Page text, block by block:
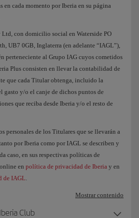
en cada momento por Iberia en su página
con domicilio social en Waterside PO
UB7 0GB, Inglaterra (en adelante “IAGL”),
perteneciente al Grupo IAG cuyos cometidos
Plus consisten en llevar la contabilidad de
que cada Titular obtenga, incluido la
gasto y/o el canje de dichos puntos de
que reciba desde Iberia y/o el resto de
personales de los Titulares que se llevarán a
por Iberia como por IAGL se describen y
caso, en sus respectivas políticas de
en política de privacidad de Iberia y en
de IAGL.
Mostrar contenido
Club